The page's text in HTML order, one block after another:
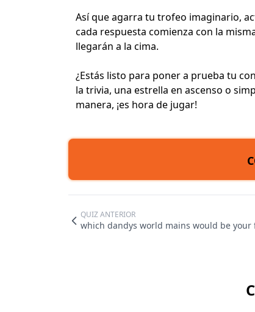
Así que agarra tu trofeo imaginario,
cada respuesta comienza con la
llegarán a la cima.
¿Estás listo para poner a prueba tu
la trivia, una estrella en ascenso o
manera, ¡es hora de jugar!
QUIZ ANTERIOR
which dandys world mains would be your